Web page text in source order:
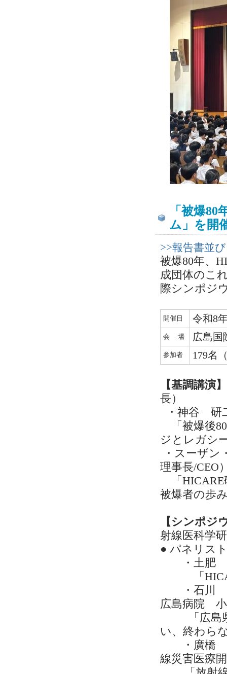
「被爆
ム」を開
>>報告書並
被爆80年、
成団体のこ
際シンポジ
開催日 令和8
会 場 広島国
参加者 179名
【基調講演
長）
・神谷 研
「被爆後
ジとレガシ
・スーザン
理事長/CEO
「HICARE
被爆者の歩
【シンポジ
射線医科学
● パネリス
・土肥 博
「
・石川 暢
広島病院 小
「広島県
い、終わら
・廣橋 伸
線災害医療